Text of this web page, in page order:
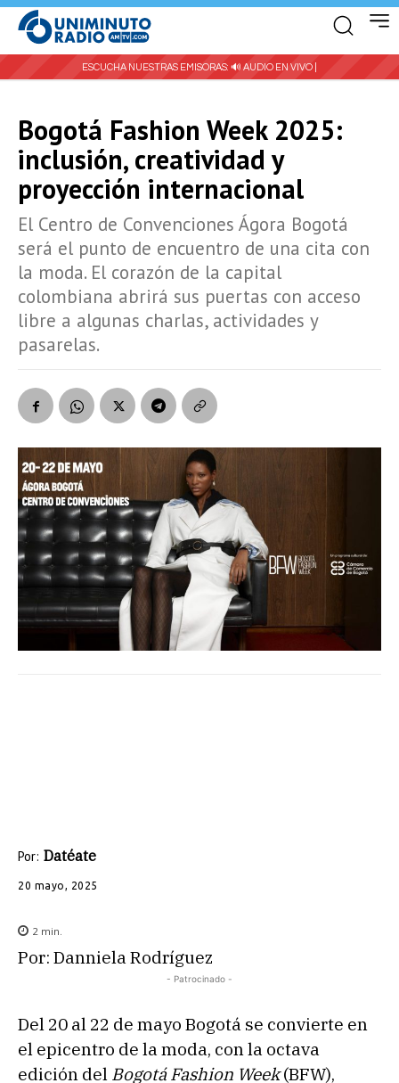
ESCUCHA NUESTRAS EMISORAS: 🔊 AUDIO EN VIVO |
Bogotá Fashion Week 2025:
inclusión, creatividad y
proyección internacional
El Centro de Convenciones Ágora Bogotá
será el punto de encuentro de una cita con
la moda. El corazón de la capital
colombiana abrirá sus puertas con acceso
libre a algunas charlas, actividades y
pasarelas.
Por: Datéate
20 mayo, 2025
2 min.
Por: Danniela Rodríguez
- Patrocinado -
Del 20 al 22 de mayo Bogotá se convierte en
el epicentro de la moda, con la octava
edición del Bogotá Fashion Week(BFW),